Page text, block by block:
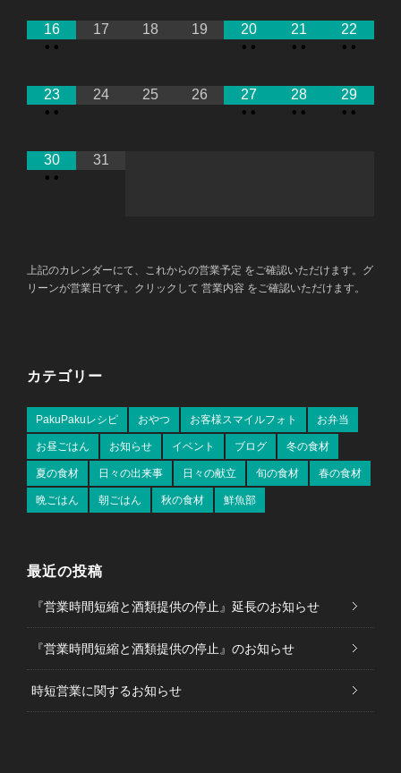
16
• •
17 18 19
20
• •
21
• •
22
• •
23
• •
24 25 26
27
• •
28
• •
29
• •
30
• •
31
上記のカレンダーにて、これからの営業予定 をご確認いただけます。グ
リーンが営業日です。クリックして 営業内容 をご確認いただけます。
カテゴリー
PakuPakuレシピ おやつ お客様スマイルフォト お弁当
お昼ごはん お知らせ イベント ブログ 冬の食材
夏の食材 日々の出来事 日々の献立 旬の食材 春の食材
晩ごはん 朝ごはん 秋の食材 鮮魚部
最近の投稿
『営業時間短縮と酒類提供の停止』延長のお知らせ
『営業時間短縮と酒類提供の停止』のお知らせ
時短営業に関するお知らせ